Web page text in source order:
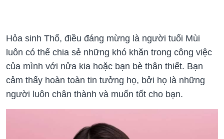
Hỏa sinh Thổ, điều đáng mừng là người tuổi Mùi
luôn có thể chia sẻ những khó khăn trong công việc
của mình với nửa kia hoặc bạn bè thân thiết. Bạn
cảm thấy hoàn toàn tin tưởng họ, bởi họ là những
người luôn chân thành và muốn tốt cho bạn.